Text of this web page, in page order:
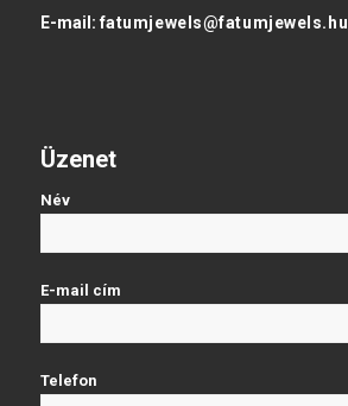
E-mail: fatumjewels@fatumjewels.hu
Üzenet
Név
E-mail cím
Telefon